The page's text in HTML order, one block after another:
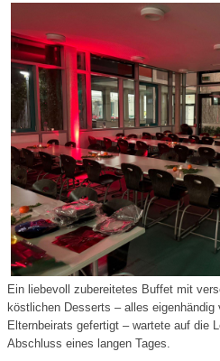
Ein liebevoll zubereitetes Buffet mit
köstlichen Desserts – alles eigenhändig
Elternbeirats gefertigt – wartete auf die
Abschluss eines langen Tages.